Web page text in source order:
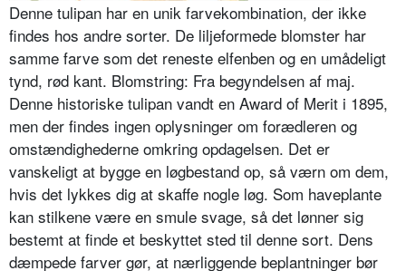
Denne tulipan har en unik farvekombination, der ikke
findes hos andre sorter. De liljeformede blomster har
samme farve som det reneste elfenben og en umåde­ligt
tynd, rød kant. Blomstring: Fra begyndelsen af maj.
Denne historiske tulipan vandt en Award of Merit i 1895,
men der findes ingen oplys­ninger om forædleren og
omstændighederne omkring opdagelsen. Det er
vanskeligt at bygge en løgbe­stand op, så værn om dem,
hvis det lykkes dig at skaffe nogle løg. Som haveplante
kan stilkene være en smule svage, så det lønner sig
bestemt at finde et beskyttet sted til denne sort. Dens
dæmpede farver gør, at nærliggende beplantninger bør